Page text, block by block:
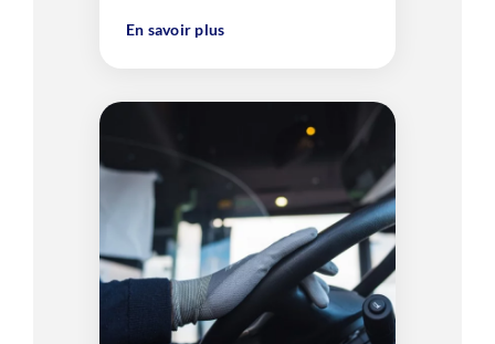
En savoir plus